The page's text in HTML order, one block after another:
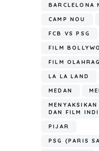
BARCLELONA
CAMP NOU
FCB VS PSG
FILM
FILM
LA LA LAND
MEDAN
DAN FILM
PIJAR
PSG (PARIS